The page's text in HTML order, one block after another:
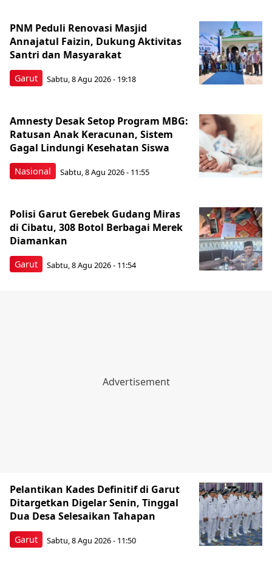
Garut
PNM Peduli Renovasi Masjid
Annajatul Faizin, Dukung Aktivitas
Santri dan Masyarakat
Sabtu, 8 Agu 2026 - 19:18
Nasional
Amnesty Desak Setop Program MBG:
Ratusan Anak Keracunan, Sistem
Gagal Lindungi Kesehatan Siswa
Sabtu, 8 Agu 2026 - 11:55
Garut
Polisi Garut Gerebek Gudang Miras
di Cibatu, 308 Botol Berbagai Merek
Diamankan
Sabtu, 8 Agu 2026 - 11:54
Garut
Pelantikan Kades Definitif di Garut
Ditargetkan Digelar Senin, Tinggal
Dua Desa Selesaikan Tahapan
Sabtu, 8 Agu 2026 - 11:50